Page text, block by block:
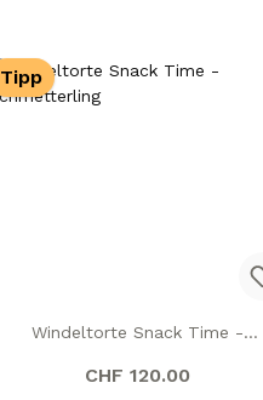
Tipp
Windeltorte Snack Time -
Regulärer Preis:
CHF 120.00